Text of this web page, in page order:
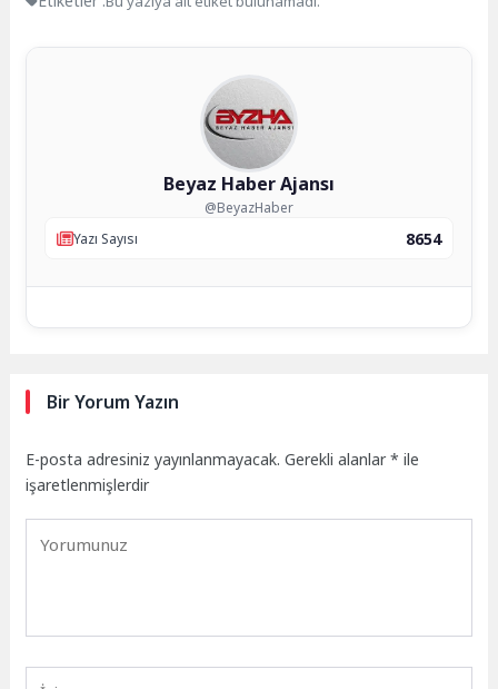
Beyaz Haber Ajansı
@BeyazHaber
Yazı Sayısı
8654
Bir Yorum Yazın
E-posta adresiniz yayınlanmayacak. Gerekli alanlar* ile
işaretlenmişlerdir